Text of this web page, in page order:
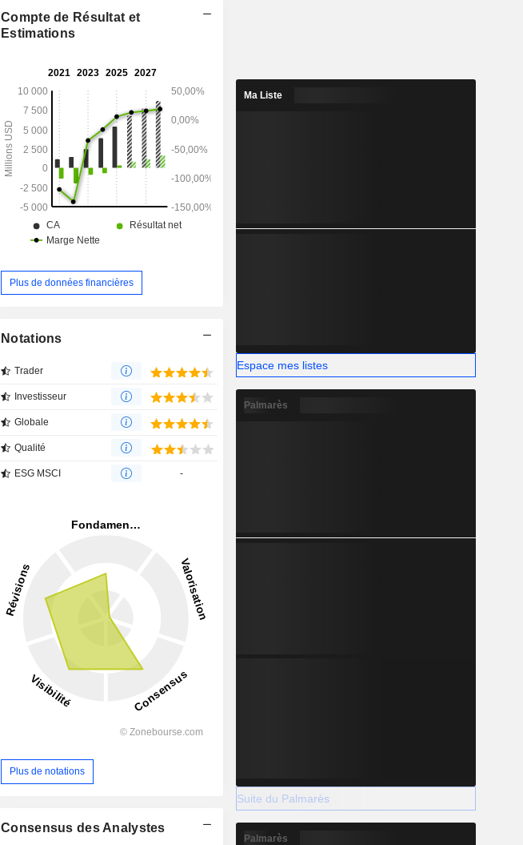
vis-à-vis de la PD-1. Il est conçu pour minimiser
la liaison aux récepteurs Fc-gamma (Fcy)
cellules immunitaires de l’organisme à détecter
et à combattre les tumeurs. Le portefeuille de
produits en développement de la société
comprend le Sonrotoclax, le Tarlatamab, le
Zanidatamab, le Blinatumomab, le BGB-26808,
le BGB-R046, le BG-68501, le BG-C9074, le
BGB-43395, le Xaluritamig et d’autres.
Compte de Résultat et
Estimations
Plus de données financières
Notations
Trader
Investisseur
Globale
Qualité
ESG MSCI -
Plus de notations
Consensus des Analystes
Ma Liste
Espace mes listes
Palmarès
Suite du Palmarès
Palmarès